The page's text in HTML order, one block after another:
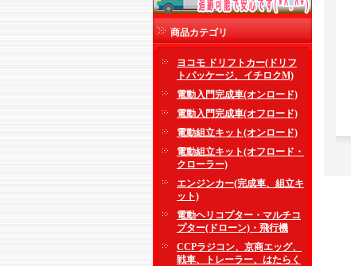
商品カテゴリ
ヨコモ ドリフトカー(ドリフ
トパッケージ、イチロクM)
電動入門完成車(オンロード)
電動入門完成車(オフロード)
電動組立キット(オンロード)
電動組立キット(オフロード・
クローラー)
エンジンカー(完成車、組立キ
ット)
電動ヘリコプター・マルチコ
プター(ドローン)・飛行機
CCPラジコン、京商エッグ、
戦車、トレーラー、はたらく